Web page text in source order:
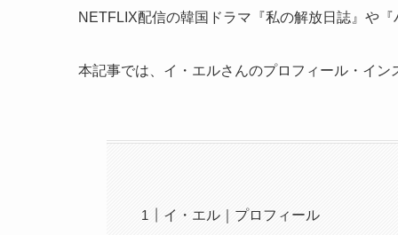
NETFLIX配信の韓国ドラマ『私の解放日誌』や
本記事では、イ・エルさんのプロフィール・イ
イ・エル｜プロフィール